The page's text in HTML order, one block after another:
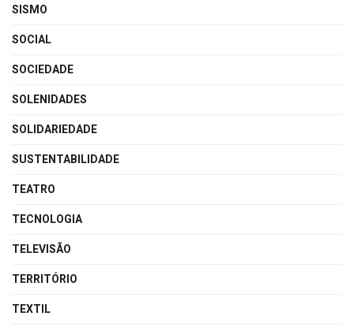
SISMO
SOCIAL
SOCIEDADE
SOLENIDADES
SOLIDARIEDADE
SUSTENTABILIDADE
TEATRO
TECNOLOGIA
TELEVISÃO
TERRITÓRIO
TEXTIL